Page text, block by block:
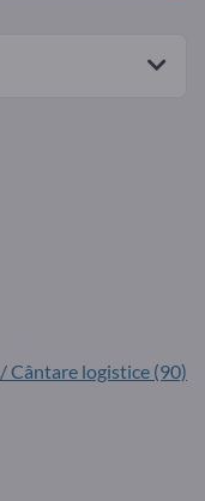
logistice (90)